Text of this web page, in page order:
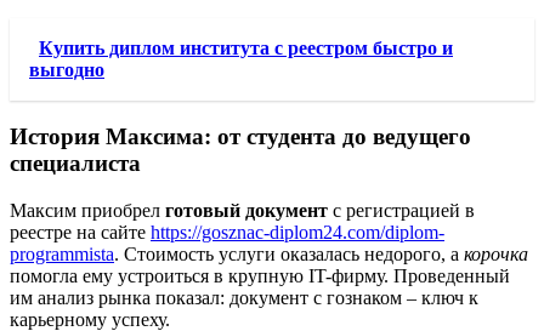
Купить диплом института с реестром быстро и
выгодно
История Максима: от студента до ведущего
специалиста
Максим приобрел готовый документ с регистрацией в
реестре на сайте https://gosznac-diplom24.com/diplom-
programmista. Стоимость услуги оказалась недорого, а корочка
помогла ему устроиться в крупную IT-фирму. Проведенный
им анализ рынка показал: документ с гознаком – ключ к
карьерному успеху.